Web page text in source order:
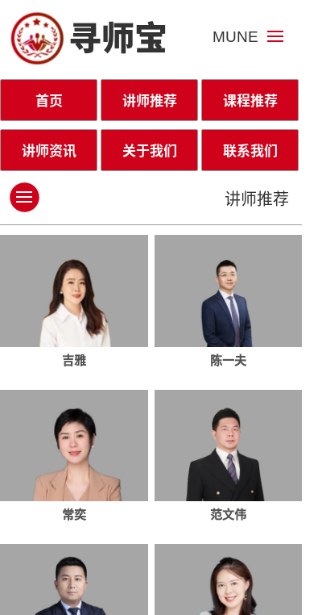
寻师宝 MUNE
首页 讲师推荐 课程推荐
讲师资讯 关于我们 联系我们
讲师推荐
吉雅 陈一夫
常奕 范文伟